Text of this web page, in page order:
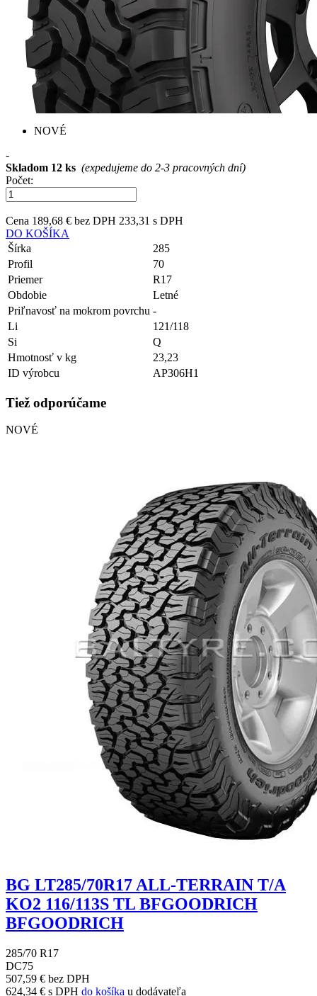
NOVÉ
-
Skladom 12 ks (expedujeme do 2-3 pracovných dní)
Počet:
Cena 189,68 € bez DPH 233,31 s DPH
DO KOŠÍKA
Šírka
285
Profil
70
Priemer
R17
Obdobie
Letné
Priľnavosť na mokrom povrchu -
Li
121/118
Si
Q
Hmotnosť v kg
23,23
ID výrobcu
AP306H1
Tiež odporúčame
NOVÉ
BG LT285/70R17 ALL-TERRAIN T/A
KO2 116/113S TL BFGOODRICH
BFGOODRICH
285/70 R17
DC75
507,59 € bez DPH
624,34 € s DPH do košíka u dodávateľa